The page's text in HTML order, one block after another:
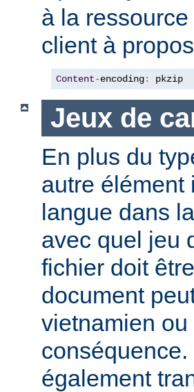
à la
client à
Content-encoding: pkzip
Jeux de
En plus du
autre élément
langue dans
avec quel jeu
fichier doit
document
vietnamien
également